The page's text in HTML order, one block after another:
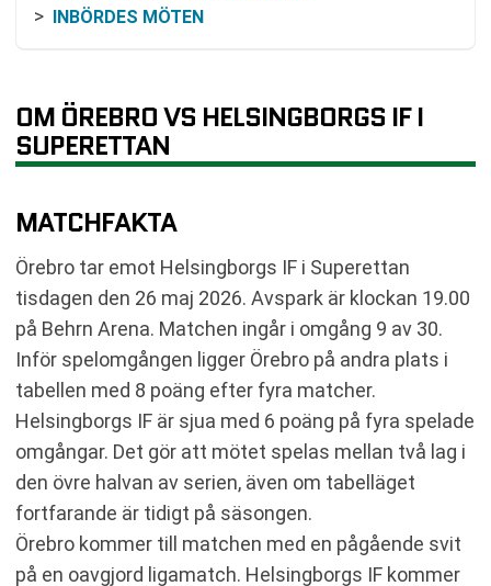
INBÖRDES MÖTEN
KLUBBARNA I KORTHET
FÖRUTSÄTTNINGAR INFÖR AVSPARK
VANLIGA FRÅGOR OM ÖREBRO VS
TABELL
OM ÖREBRO VS HELSINGBORGS IF I
SUPERETTAN
MATCHFAKTA
Örebro tar emot Helsingborgs IF i Superettan
tisdagen den 26 maj 2026. Avspark är klockan 19.00
på Behrn Arena. Matchen ingår i omgång 9 av 30.
Inför spelomgången ligger Örebro på andra plats i
tabellen med 8 poäng efter fyra matcher.
Helsingborgs IF är sjua med 6 poäng på fyra spelade
omgångar. Det gör att mötet spelas mellan två lag i
den övre halvan av serien, även om tabelläget
fortfarande är tidigt på säsongen.
Örebro kommer till matchen med en pågående svit
på en oavgjord ligamatch. Helsingborgs IF kommer